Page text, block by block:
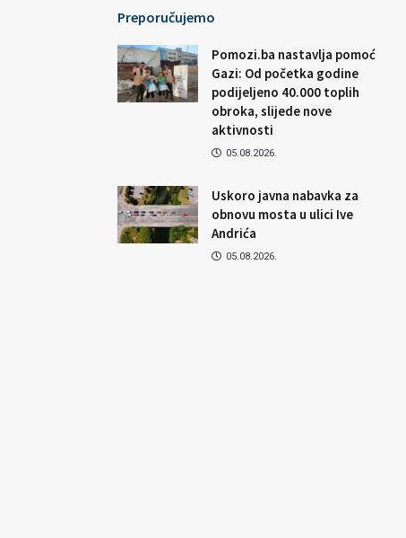
Preporučujemo
Pomozi.ba nastavlja pomoć
Gazi: Od početka godine
podijeljeno 40.000 toplih
obroka, slijede nove
aktivnosti
05.08.2026.
Uskoro javna nabavka za
obnovu mosta u ulici Ive
Andrića
05.08.2026.